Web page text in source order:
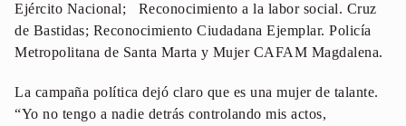
Ejército Nacional; Reconocimiento a la labor social. Cruz
de Bastidas; Reconocimiento Ciudadana Ejemplar. Policía
Metropolitana de Santa Marta y Mujer CAFAM Magdalena.
La campaña política dejó claro que es una mujer de talante.
“Yo no tengo a nadie detrás controlando mis actos,